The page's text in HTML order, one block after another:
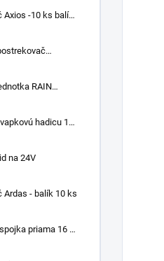
Axios -10 ks balík,
regulácia tlaku
Spray 04
RAIN
hadicu 16-
(balík 20 ks)
na 24V
Ardas - balík 10 ks
priama 16 x
ks)